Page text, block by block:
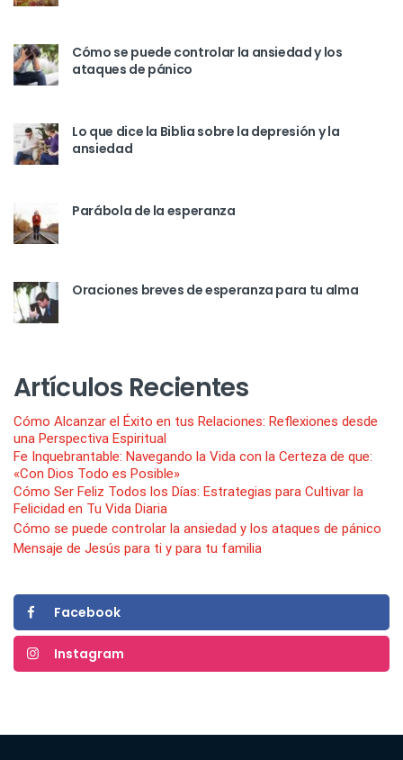
Cómo se puede controlar la ansiedad y los
ataques de pánico
Lo que dice la Biblia sobre la depresión y la
ansiedad
Parábola de la esperanza
Oraciones breves de esperanza para tu alma
Artículos Recientes
Cómo Alcanzar el Éxito en tus Relaciones: Reflexiones desde
una Perspectiva Espiritual
Fe Inquebrantable: Navegando la Vida con la Certeza de que:
«Con Dios Todo es Posible»
Cómo Ser Feliz Todos los Días: Estrategias para Cultivar la
Felicidad en Tu Vida Diaria
Cómo se puede controlar la ansiedad y los ataques de pánico
Mensaje de Jesús para ti y para tu familia
Facebook
Instagram